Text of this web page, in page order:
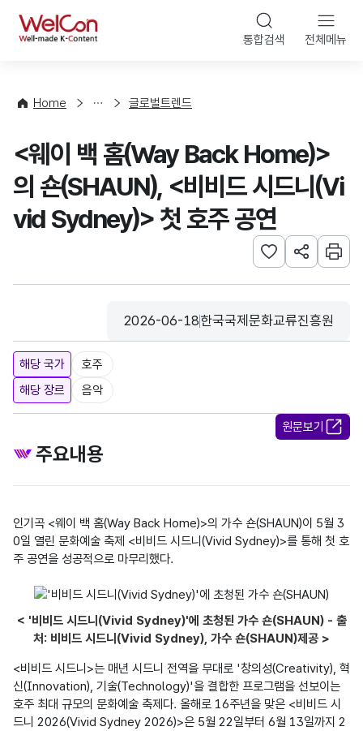
WelCon 통합검색 전체메뉴
Home
향
계
글로벌트렌드
<웨이 백 홈(Way Back Home)>
의 숀(SHAUN), <비비드 시드니(Vi
vid Sydney)> 첫 호주 공연
관심사 등록하기
URL 공유하
인쇄
등록일
2026-06-18
수집기관
한국국제문화교류진흥원
해당 국가
호주
해당 장르
음악
원문보기
주요내용
인기곡 <웨이 백 홈(Way Back Home)>의 가수 숀(SHAUN)이 5월 3
0일 열린 문화예술 축제 <비비드 시드니(Vivid Sydney)>를 통해 첫 호
주 공연을 성공적으로 마무리했다.
< '비비드 시드니(Vivid Sydney)'에 초청된 가수 숀(SHAUN) - 출
처: 비비드 시드니(Vivid Sydney), 가수 숀(SHAUN)제공 >
<비비드 시드니>는 매년 시드니 전역을 무대로 '창의성(Creativity), 혁
신(Innovation), 기술(Technology)'을 결합한 프로그램을 선보이는
호주 최대 규모의 문화예술 축제다. 올해로 16주년을 맞은 <비비드 시
드니 2026(Vivid Sydney 2026)>은 5월 22일부터 6월 13일까지 2